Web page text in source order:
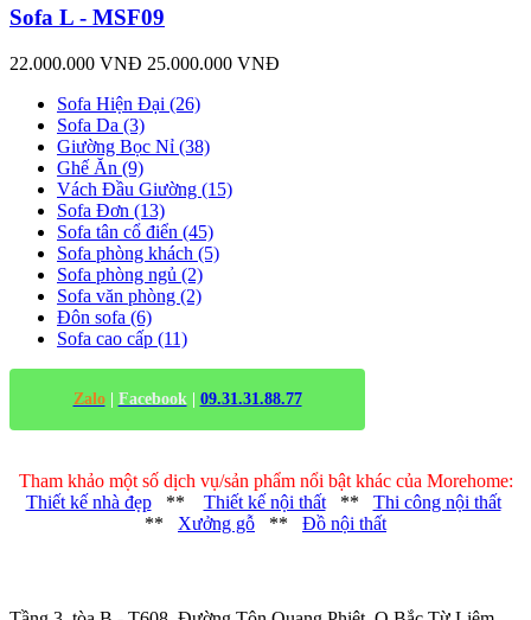
Sofa L - MSF09
22.000.000 VNĐ 25.000.000 VNĐ
Sofa Hiện Đại (26)
Sofa Da (3)
Giường Bọc Nỉ (38)
Ghế Ăn (9)
Vách Đầu Giường (15)
Sofa Đơn (13)
Sofa tân cổ điển (45)
Sofa phòng khách (5)
Sofa phòng ngủ (2)
Sofa văn phòng (2)
Đôn sofa (6)
Sofa cao cấp (11)
Zalo| Facebook| 09.31.31.88.77
Tham khảo một số dịch vụ/sản phẩm nổi bật khác của Morehome:
Thiết kế nhà đẹp** Thiết kế nội thất** Thi công nội thất
** Xưởng gỗ ** Đồ nội thất